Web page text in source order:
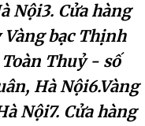
Nội3. Cửa hàng
Vàng bạc Thịnh
Thuỷ - số
Hà Nội6.Vàng
Nội7. Cửa hàng